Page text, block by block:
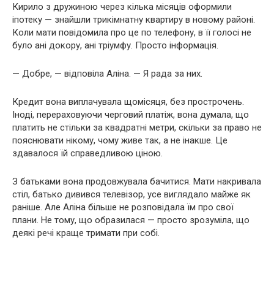
Кирило з дружиною через кілька місяців оформили
іпотеку — знайшли трикімнатну квартиру в новому районі.
Коли мати повідомила про це по телефону, в її голосі не
було ані докору, ані тріумфу. Просто інформація.
— Добре, — відповіла Аліна. — Я рада за них.
Кредит вона виплачувала щомісяця, без прострочень.
Іноді, перераховуючи черговий платіж, вона думала, що
платить не стільки за квадратні метри, скільки за право не
пояснювати нікому, чому живе так, а не інакше. Це
здавалося їй справедливою ціною.
З батьками вона продовжувала бачитися. Мати накривала
стіл, батько дивився телевізор, усе виглядало майже як
раніше. Але Аліна більше не розповідала їм про свої
плани. Не тому, що образилася — просто зрозуміла, що
деякі речі краще тримати при собі.